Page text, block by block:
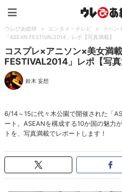
ウレぴあ総研 > エンタメ・テレビ > イベン
「ASEAN FESTIVAL2014」レポ【写真満載】
コスプレ×アニソン×美女満
FESTIVAL2014」レポ【写真
鈴木 妄想
6/14～15に代々木公園で開催された「
ート。ASEANを構成する10か国の魅力
トを、写真満載でレポートします！